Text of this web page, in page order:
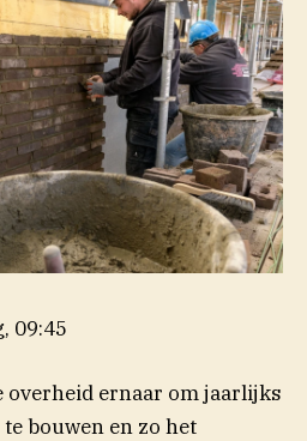
09:45
overheid ernaar om jaarlijks
bouwen en zo het